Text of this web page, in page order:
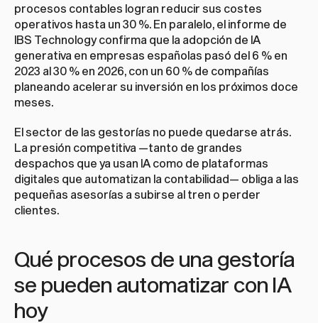
procesos contables logran reducir sus costes
operativos hasta un 30 %. En paralelo, el informe de
IBS Technology confirma que la adopción de IA
generativa en empresas españolas pasó del 6 % en
2023 al 30 % en 2026, con un 60 % de compañías
planeando acelerar su inversión en los próximos doce
meses.
El sector de las gestorías no puede quedarse atrás.
La presión competitiva —tanto de grandes
despachos que ya usan IA como de plataformas
digitales que automatizan la contabilidad— obliga a las
pequeñas asesorías a subirse al tren o perder
clientes.
Qué procesos de una gestoría
se pueden automatizar con IA
hoy